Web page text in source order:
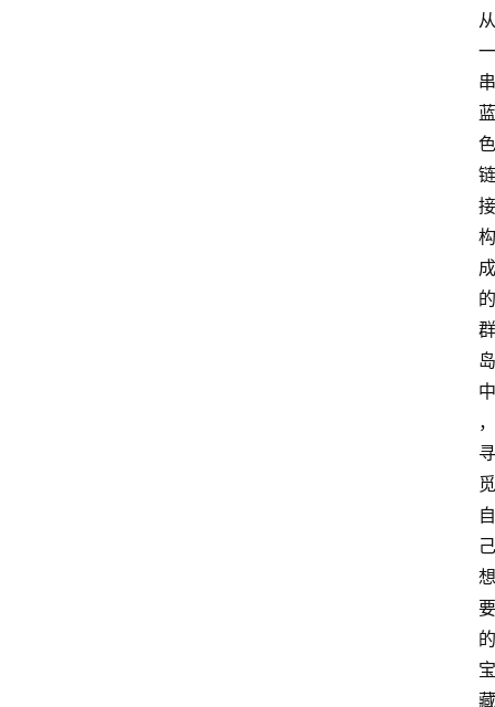
从
一
串
蓝
色
链
接
构
成
的
群
岛
中
，
寻
觅
自
己
想
要
的
宝
藏